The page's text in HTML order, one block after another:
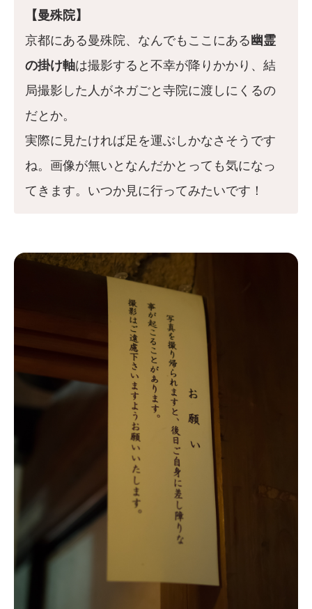
【曼殊院】
京都にある曼殊院、なんでもここにある幽霊
の掛け軸は撮影すると不幸が降りかかり、結
局撮影した人がネガごと寺院に渡しにくるの
だとか。
実際に見たければ足を運ぶしかなさそうです
ね。画像が無いとなんだかとっても気になっ
てきます。いつか見に行ってみたいです！